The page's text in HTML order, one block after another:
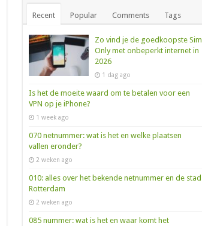
Recent Popular Comments Tags
Zo vind je de goedkoopste Sim
Only met onbeperkt internet in
2026
1 dag ago
Is het de moeite waard om te betalen voor een
VPN op je iPhone?
1 week ago
070 netnummer: wat is het en welke plaatsen
vallen eronder?
2 weken ago
010: alles over het bekende netnummer en de stad
Rotterdam
2 weken ago
085 nummer: wat is het en waar komt het